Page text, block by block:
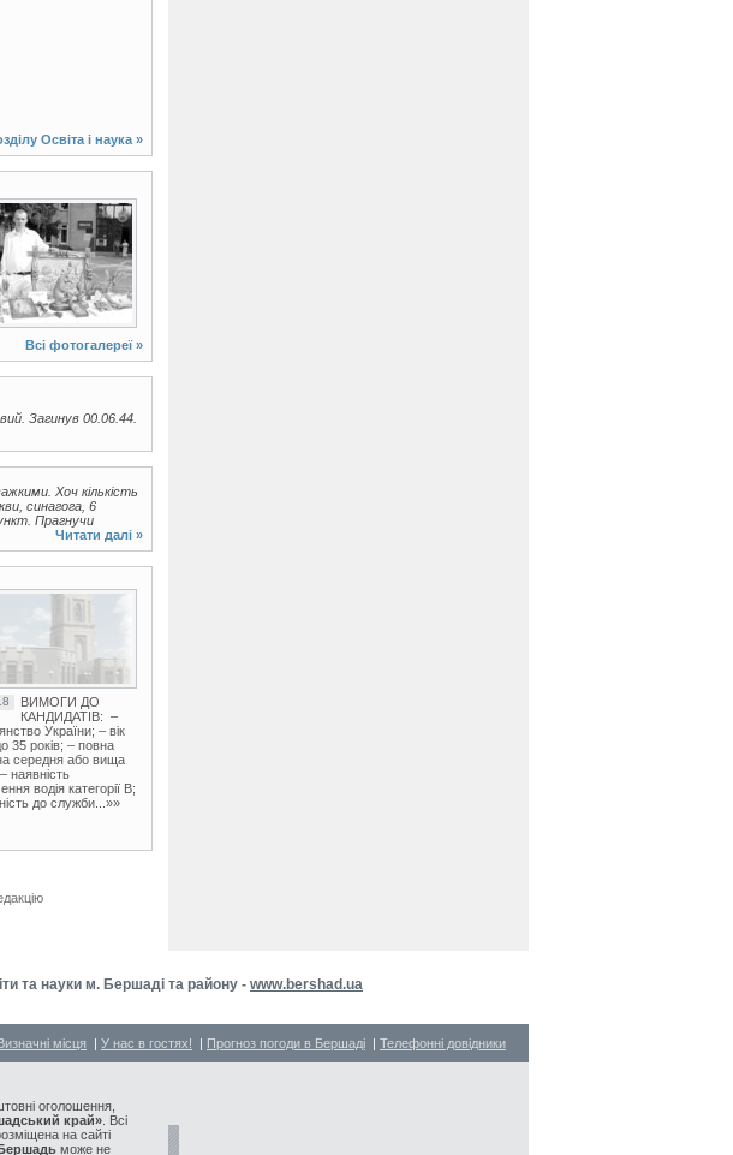
Освіта і наука »
фото
Всі фотогалереї »
Загинув 00.06.44.
Хоч кількість
синагога, 6
Прагнучи
Читати далі »
ВИМОГИ ДО
КАНДИДАТІВ: –
України; – вік
35 років; – повна
середня або вища
наявність
водія категорії В;
до служби...»»
та науки м. Бершаді та району - www.bershad.ua
місця | У нас в гостях! | Прогноз погоди в Бершаді | Телефонні довідники
оголошення,
край» . Всі
на сайті
може не